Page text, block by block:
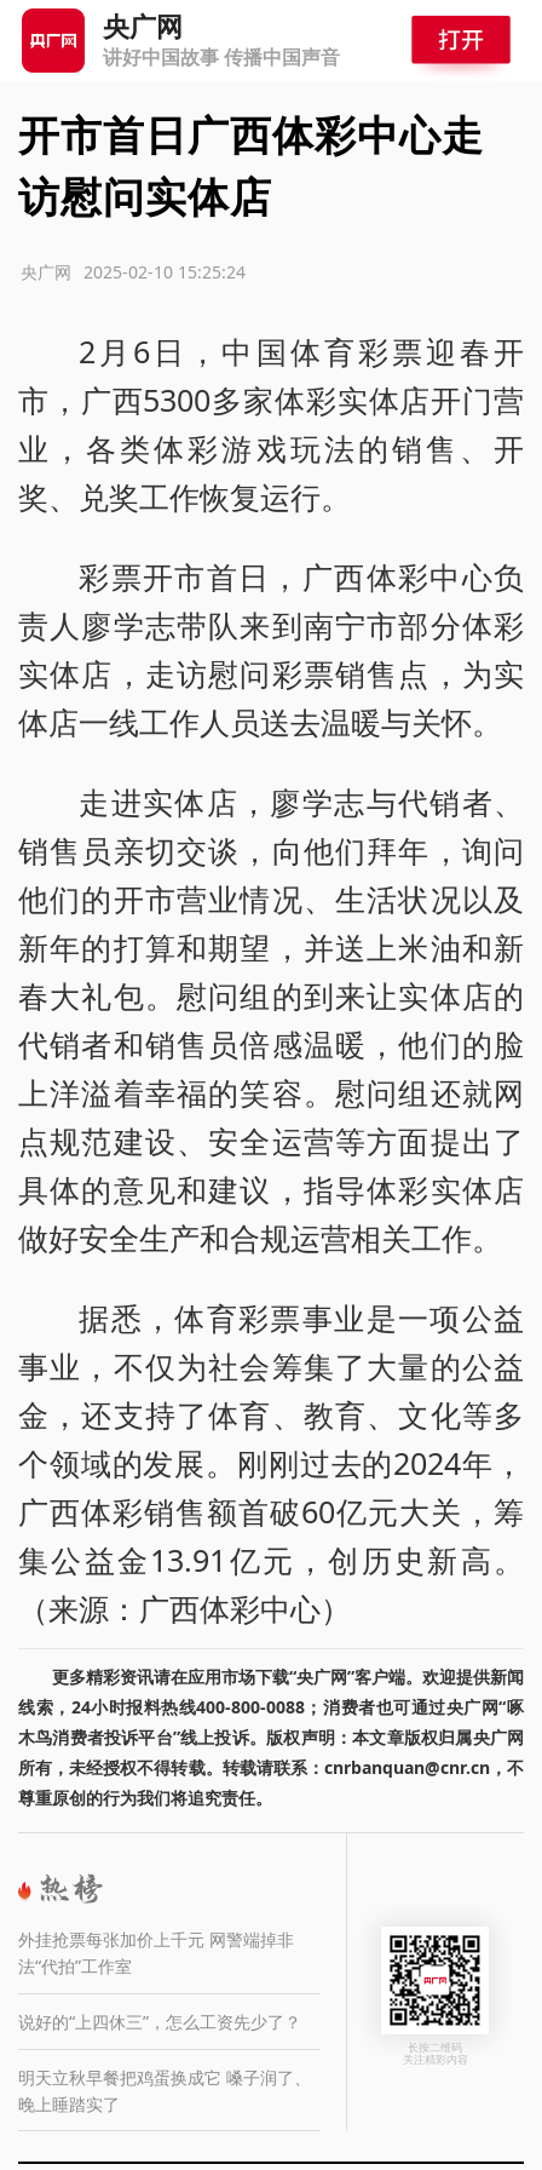
央广网
讲好中国故事 传播中国声音
开市首日广西体彩中心走
访慰问实体店
2025-02-10 15:25:24
央广网
2月6日，中国体育彩票迎春开
市，广西5300多家体彩实体店开门营
业，各类体彩游戏玩法的销售、开
奖、兑奖工作恢复运行。
彩票开市首日，广西体彩中心负
责人廖学志带队来到南宁市部分体彩
实体店，走访慰问彩票销售点，为实
体店一线工作人员送去温暖与关怀。
走进实体店，廖学志与代销者、
销售员亲切交谈，向他们拜年，询问
他们的开市营业情况、生活状况以及
新年的打算和期望，并送上米油和新
春大礼包。慰问组的到来让实体店的
代销者和销售员倍感温暖，他们的脸
上洋溢着幸福的笑容。慰问组还就网
点规范建设、安全运营等方面提出了
具体的意见和建议，指导体彩实体店
做好安全生产和合规运营相关工作。
据悉，体育彩票事业是一项公益
事业，不仅为社会筹集了大量的公益
金，还支持了体育、教育、文化等多
个领域的发展。刚刚过去的2024年，
广西体彩销售额首破60亿元大关，筹
集公益金13.91亿元，创历史新高。
（来源：广西体彩中心）
更多精彩资讯请在应用市场下载“央广网”客户端。欢迎提供新闻
线索，24小时报料热线400-800-0088；消费者也可通过央广网“啄
木鸟消费者投诉平台”线上投诉。版权声明：本文章版权归属央广网
所有，未经授权不得转载。转载请联系：cnrbanquan@cnr.cn，不
尊重原创的行为我们将追究责任。
外挂抢票每张加价上千元 网警端掉非
法“代拍”工作室
说好的“上四休三”，怎么工资先少了？
明天立秋早餐把鸡蛋换成它 嗓子润了、
晚上睡踏实了
长按二维码
关注精彩内容